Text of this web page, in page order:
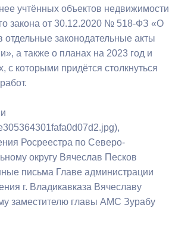
учтённых объектов недвижимости
закона от 30.12.2020 № 518-ФЗ «О
отдельные законодательные акты
а также о планах на 2023 год и
с которыми придётся столкнуться
Росреестра по Северо-
округу Вячеслав Песков
письма Главе администрации
г. Владикавказа Вячеславу
заместителю главы АМС Зурабу